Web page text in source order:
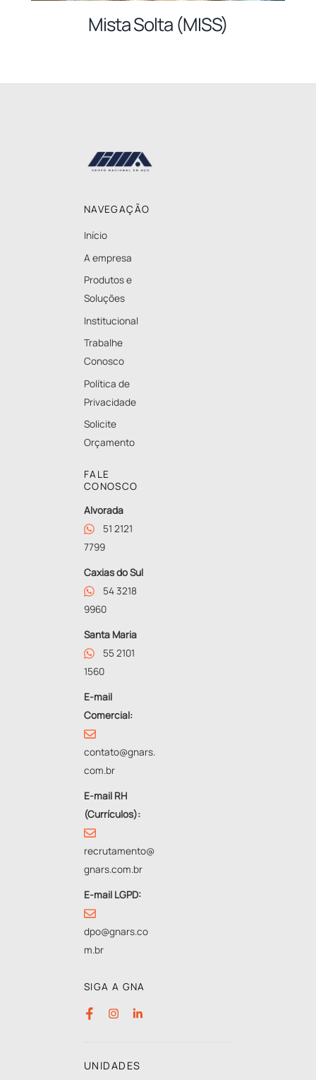
Mista Solta (MISS)
NAVEGAÇÃO
Início
A empresa
Produtos e
Soluções
Institucional
Trabalhe
Conosco
Política de
Privacidade
Solicite
Orçamento
FALE
CONOSCO
Alvorada
51 2121
7799
Caxias do Sul
54 3218
9960
Santa Maria
55 2101
1560
E-mail
Comercial:
contato@gnars.
com.br
E-mail RH
(Currículos):
recrutamento@
gnars.com.br
E-mail LGPD:
dpo@gnars.co
m.br
SIGA A GNA
UNIDADES